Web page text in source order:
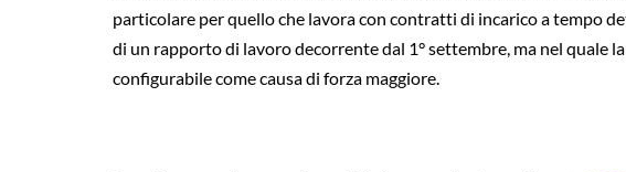
particolare per quello che lavora con contratti di incarico a tempo
di un rapporto di lavoro decorrente dal 1° settembre, ma nel quale
configurabile come causa di forza maggiore.